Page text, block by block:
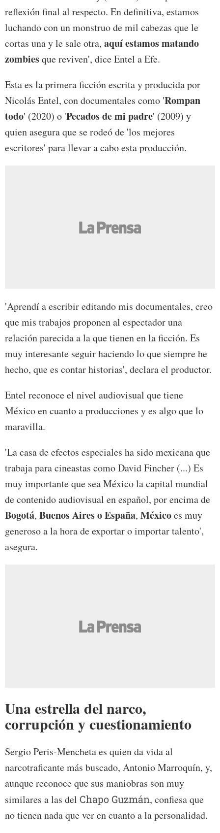
reflexión final al respecto. En definitiva, estamos
luchando con un monstruo de mil cabezas que le
cortas una y le sale otra, aquí estamos matando
zombiesque reviven', dice Entel a Efe.
Esta es la primera ficción escrita y producida por
Nicolás Entel, con documentales como 'Rompan
todo' (2020) o 'Pecados de mi padre' (2009) y
quien asegura que se rodeó de 'los mejores
escritores' para llevar a cabo esta producción.
'Aprendí a escribir editando mis documentales, creo
que mis trabajos proponen al espectador una
relación parecida a la que tienen en la ficción. Es
muy interesante seguir haciendo lo que siempre he
hecho, que es contar historias', declara el productor.
Entel reconoce el nivel audiovisual que tiene
México en cuanto a producciones y es algo que lo
maravilla.
'La casa de efectos especiales ha sido mexicana que
trabaja para cineastas como David Fincher (...) Es
muy importante que sea México la capital mundial
de contenido audiovisual en español, por encima de
Bogotá, Buenos Aireso España, Méxicoes muy
generoso a la hora de exportar o importar talento',
asegura.
Una estrella del narco,
corrupción y cuestionamiento
Sergio Peris-Mencheta es quien da vida al
narcotraficante más buscado, Antonio Marroquín, y,
aunque reconoce que sus maniobras son muy
similares a las del Chapo Guzmán, confiesa que
no tienen nada que ver en cuanto a la personalidad.